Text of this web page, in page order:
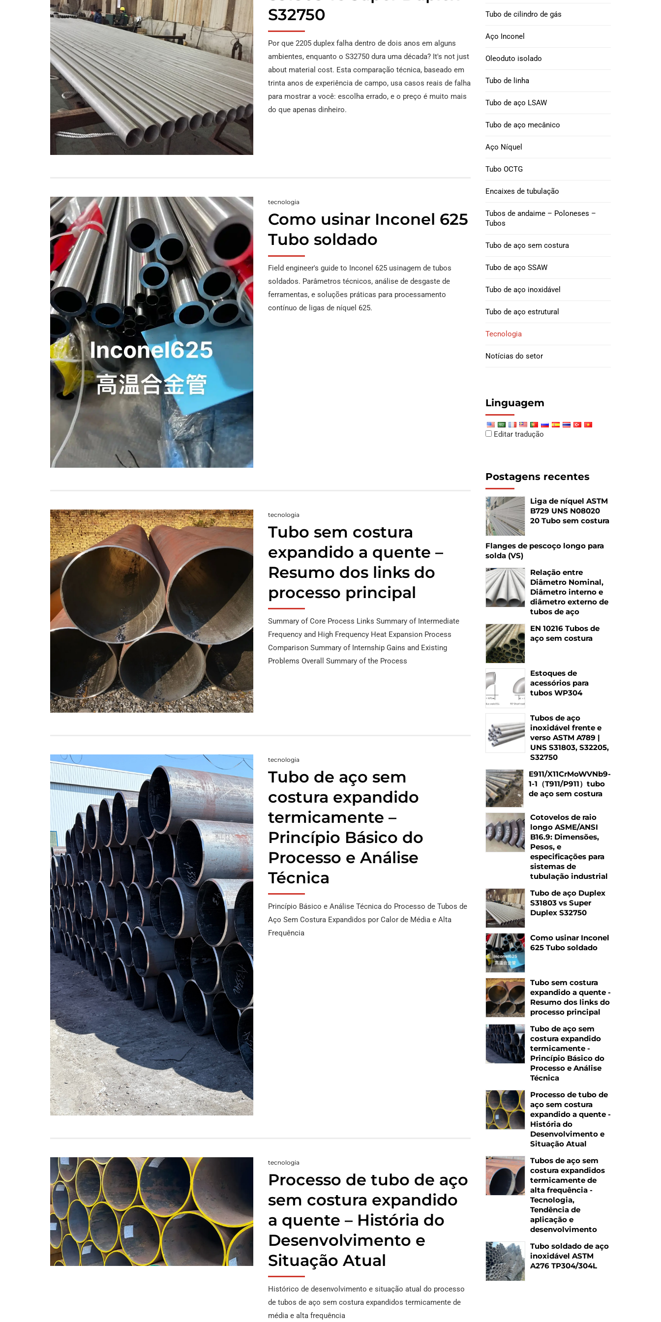
LSAW
Tubo de aço A252
EN 10219 Tubo
soldado
Liga de níquel 52
Níquel 200 Tubo de
aço
Níquel 201 Tubo de
aço
Tubo de aço da liga
TUBULAÇÃO
revestimento K55
Tubo de
Tubulação de
revestimento M65
Acoplamento de
tubulação
Juntas de filhote de
S32750
Por que 2205 duplex falha dentro de dois anos em alguns
ambientes, enquanto o S32750 dura uma década? It's not just
about material cost. Esta comparação técnica, baseado em
trinta anos de experiência de campo, usa casos reais de falha
para mostrar a você: escolha errado, e o preço é muito mais
do que apenas dinheiro.
tecnologia
Como usinar Inconel 625
Tubo soldado
Field engineer's guide to Inconel 625 usinagem de tubos
soldados. Parâmetros técnicos, análise de desgaste de
ferramentas, e soluções práticas para processamento
contínuo de ligas de níquel 625.
tecnologia
Tubo sem costura
expandido a quente –
Resumo dos links do
processo principal
Summary of Core Process Links Summary of Intermediate
Frequency and High Frequency Heat Expansion Process
Comparison Summary of Internship Gains and Existing
Problems Overall Summary of the Process
tecnologia
Tubo de aço sem
costura expandido
termicamente –
Princípio Básico do
Processo e Análise
Técnica
Princípio Básico e Análise Técnica do Processo de Tubos de
Aço Sem Costura Expandidos por Calor de Média e Alta
Frequência
tecnologia
Processo de tubo de aço
sem costura expandido
a quente – História do
Desenvolvimento e
Situação Atual
Histórico de desenvolvimento e situação atual do processo
de tubos de aço sem costura expandidos termicamente de
média e alta frequência
Tubo de cilindro de gás
Aço Inconel
Oleoduto isolado
Tubo de linha
Tubo de aço LSAW
Tubo de aço mecânico
Aço Níquel
Tubo OCTG
Encaixes de tubulação
Tubos de andaime – Poloneses –
Tubos
Tubo de aço sem costura
Tubo de aço SSAW
Tubo de aço inoxidável
Tubo de aço estrutural
Tecnologia
Notícias do setor
Linguagem
Editar tradução
Postagens recentes
Liga de níquel ASTM
B729 UNS N08020
20 Tubo sem costura
Flanges de pescoço longo para
solda (VS)
Relação entre
Diâmetro Nominal,
Diâmetro interno e
diâmetro externo de
tubos de aço
EN 10216 Tubos de
aço sem costura
Estoques de
acessórios para
tubos WP304
Tubos de aço
inoxidável frente e
verso ASTM A789 |
UNS S31803, S32205,
S32750
E911/X11CrMoWVNb9-
1-1（T911/P911）tubo
de aço sem costura
Cotovelos de raio
longo ASME/ANSI
B16.9: Dimensões,
Pesos, e
especificações para
sistemas de
tubulação industrial
Tubo de aço Duplex
S31803 vs Super
Duplex S32750
Como usinar Inconel
625 Tubo soldado
Tubo sem costura
expandido a quente -
Resumo dos links do
processo principal
Tubo de aço sem
costura expandido
termicamente -
Princípio Básico do
Processo e Análise
Técnica
Processo de tubo de
aço sem costura
expandido a quente -
História do
Desenvolvimento e
Situação Atual
Tubos de aço sem
costura expandidos
termicamente de
alta frequência -
Tecnologia,
Tendência de
aplicação e
desenvolvimento
Tubo soldado de aço
inoxidável ASTM
A276 TP304/304L